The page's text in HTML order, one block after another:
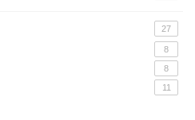
27
8
8
11